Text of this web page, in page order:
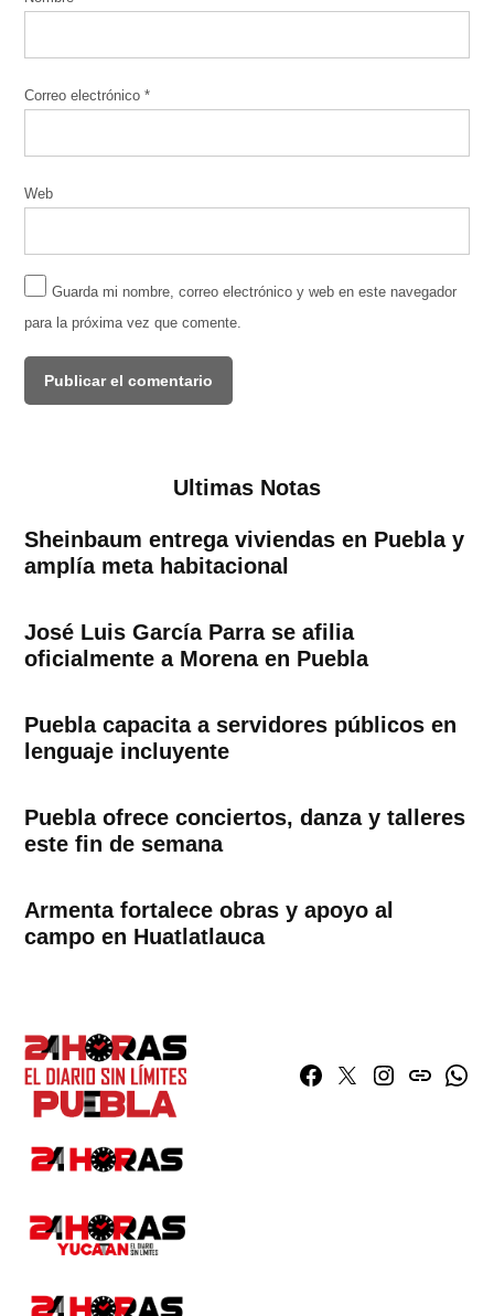
Correo electrónico*
Web
Guarda mi nombre, correo electrónico y web en este navegador
para la próxima vez que comente.
Ultimas Notas
Sheinbaum entrega viviendas en Puebla y
amplía meta habitacional
José Luis García Parra se afilia
oficialmente a Morena en Puebla
Puebla capacita a servidores públicos en
lenguaje incluyente
Puebla ofrece conciertos, danza y talleres
este fin de semana
Armenta fortalece obras y apoyo al
campo en Huatlatlauca
Facebook
TwitterInstagram
issuu